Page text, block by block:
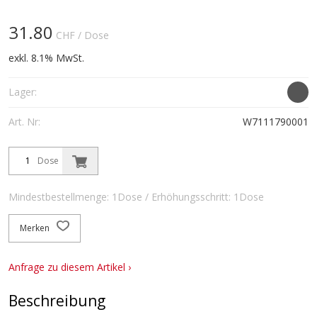
31.80 CHF / Dose
exkl. 8.1% MwSt.
Lager:
Art. Nr: W7111790001
Dose
Mindestbestellmenge: 1Dose / Erhöhungsschritt: 1Dose
Merken
Anfrage zu diesem Artikel ›
Beschreibung